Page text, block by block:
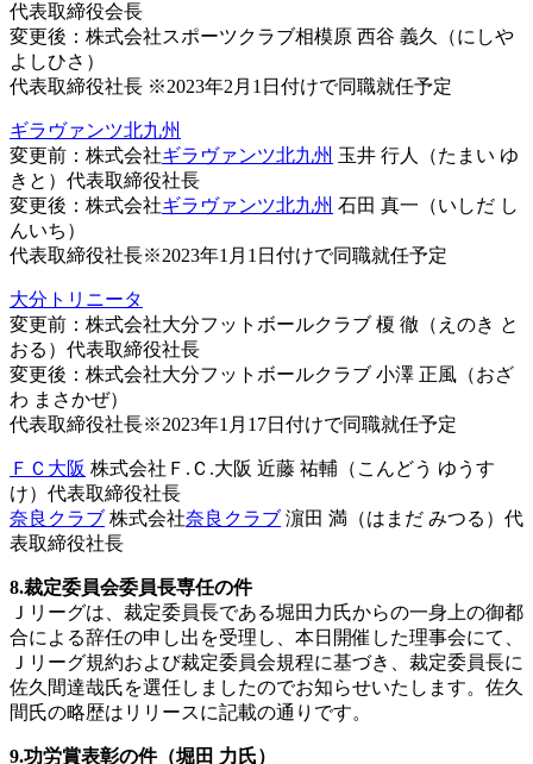
代表取締役会長
変更後：株式会社スポーツクラブ相模原 西谷 義久（にしや
よしひさ）
代表取締役社長 ※2023年2月1日付けで同職就任予定
ギラヴァンツ北九州
変更前：株式会社ギラヴァンツ北九州 玉井 行人（たまい ゆ
きと）代表取締役社長
変更後：株式会社ギラヴァンツ北九州 石田 真一（いしだ し
んいち）
代表取締役社長※2023年1月1日付けで同職就任予定
大分トリニータ
変更前：株式会社大分フットボールクラブ 榎 徹（えのき と
おる）代表取締役社長
変更後：株式会社大分フットボールクラブ 小澤 正風（おざ
わ まさかぜ）
代表取締役社長※2023年1月17日付けで同職就任予定
ＦＣ大阪 株式会社Ｆ.Ｃ.大阪 近藤 祐輔（こんどう ゆうす
け）代表取締役社長
奈良クラブ 株式会社奈良クラブ 濵田 満（はまだ みつる）代
表取締役社長
8.裁定委員会委員長専任の件
Ｊリーグは、裁定委員長である堀田力氏からの一身上の御都
合による辞任の申し出を受理し、本日開催した理事会にて、
Ｊリーグ規約および裁定委員会規程に基づき、裁定委員長に
佐久間達哉氏を選任しましたのでお知らせいたします。佐久
間氏の略歴はリリースに記載の通りです。
9.功労賞表彰の件（堀田 力氏）